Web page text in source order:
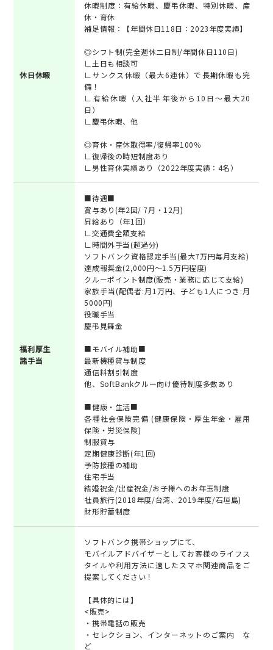
休日休暇
休暇制度：有給休暇、慶弔休暇、特別休暇、産
休・育休
補足情報：【年間休日118日：2023年度実績】
◎シフト制(完全週休二日制/年間休日110日)
∟土日も相談可
∟サンクス休暇（最大6連休）で長期休暇も完
備！
∟有給休暇（入社半年後から10日～最大20
日）
∟慶弔休暇、他
◎育休・産休取得率/復帰率100％
∟復帰後の時短制度あり
∟男性育休実績あり（2022年度実績：4名）
福利厚生
諸手当
■待遇■
賞与あり(年2回/ 7月・12月)
昇給あり（年1回）
∟交通費全額支給
∟時間外手当(超過分)
ソフトバンク資格認定手当(最大7万円毎月支給)
達成報奨金(2,000円～1.5万円程度)
クルーポイント制度(販売・業務に応じて支給)
家族手当(配偶者:月1万円、子ども1人につき:月
5000円)
役職手当
慶弔見舞金
■モバイル補助■
最新機種貸与制度
通信料割引制度
他、SoftBankクルー向け優待制度多数あり
■健康・生活■
各種社会保険完備 (健康保険・厚生年金・雇用
保険・労災保険)
制服貸与
定期健康診断(年1回)
予防接種の補助
住宅手当
結婚祝金/出産祝金/お子様へのお年玉制度
社員旅行(2018年度/台湾、2019年度/石垣島)
財形貯蓄制度
ソフトバンク携帯ショップにて、
モバイルアドバイザーとしてお客様のライフス
タイルや利用方法に適したスマホ関連商品をご
提案してください！
【具体的には】
<販売>
・携帯電話の販売
・セレクション、インターネットのご案内 な
ど